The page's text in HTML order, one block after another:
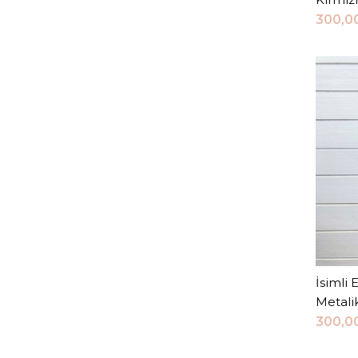
İsimli